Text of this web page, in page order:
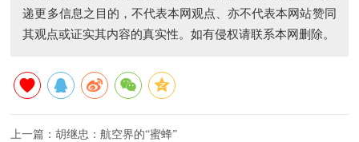
递更多信息之目的，不代表本网观点、亦不代表本网站赞同
其观点或证实其内容的真实性。如有侵权请联系本网删除。
上一篇：胡继忠：航空界的“蜜蜂”